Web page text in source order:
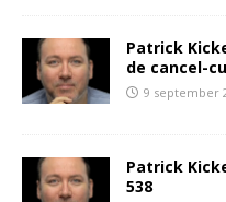
Patrick
de cancel-
9 september
Patrick
538